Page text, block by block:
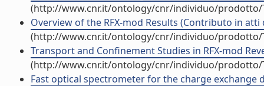
(http://www.cnr.it/ontology/cnr/individuo/prodotto/
Overview of the RFX-mod Results (Contributo in atti
(http://www.cnr.it/ontology/cnr/individuo/prodotto/
Transport and Confinement Studies in RFX-mod
(http://www.cnr.it/ontology/cnr/individuo/prodotto/
Fast optical spectrometer for the charge exchange